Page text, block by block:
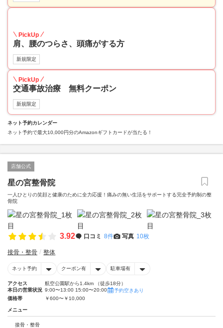
PickUp
肩、腰のつらさ、頭痛がする方
新規限定
PickUp
交通事故治療 無料クーポン
新規限定
ネット予約カレンダー
ネット予約で最大10,000円分のAmazonギフトカードが当たる！
店舗公式
星の宮整骨院
一人ひとりの笑顔と健康のために全力応援！痛みの無い生活をサポートする完全予約制の整
骨院
3.92 口コミ 8件 写真 10枚
接骨・整骨 整体
ネット予約 クーポン有 駐車場有
アクセス
航空公園駅から1.4km （徒歩18分）
本日の営業状況 9:00〜13:00 15:00〜20:00
予約空きあり
価格帯
￥600〜￥10,000
メニュー
接骨・整骨